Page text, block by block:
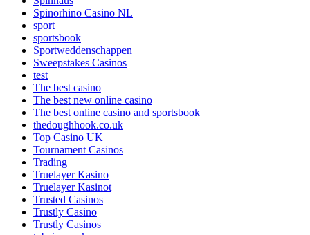
Spinorhino Casino NL
sport
sportsbook
Sportweddenschappen
Sweepstakes Casinos
test
The best casino
The best new online casino
The best online casino and sportsbook
thedoughhook.co.uk
Top Casino UK
Tournament Casinos
Trading
Truelayer Kasino
Truelayer Kasinot
Trusted Casinos
Trustly Casino
Trustly Casinos